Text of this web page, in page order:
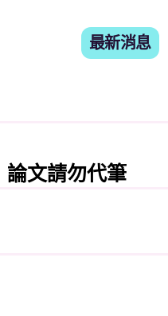
最新消息
文請勿代筆